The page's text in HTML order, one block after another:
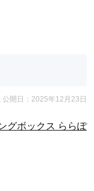
公開日：2025年12月23日
グボックス ららぽ